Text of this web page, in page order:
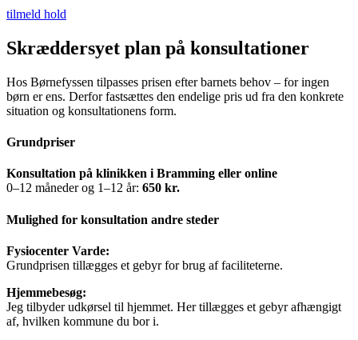
tilmeld hold
Skræddersyet plan på konsultationer
Hos Børnefyssen tilpasses prisen efter barnets behov – for ingen
børn er ens. Derfor fastsættes den endelige pris ud fra den konkrete
situation og konsultationens form.
Grundpriser
Konsultation på klinikken i Bramming eller online
0–12 måneder og 1–12 år: 650 kr.
Mulighed for konsultation andre steder
Fysiocenter Varde:
Grundprisen tillægges et gebyr for brug af faciliteterne.
Hjemmebesøg:
Jeg tilbyder udkørsel til hjemmet. Her tillægges et gebyr afhængigt
af, hvilken kommune du bor i.